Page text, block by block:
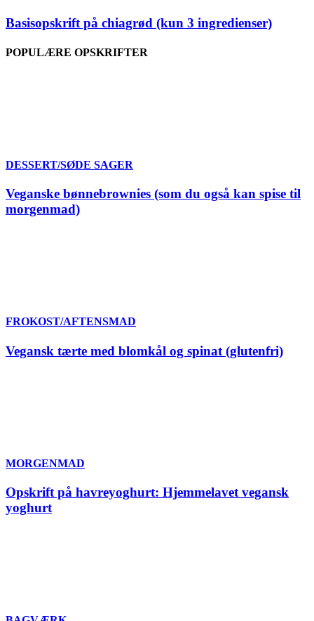
Basisopskrift på chiagrød (kun 3 ingredienser)
POPULÆRE OPSKRIFTER
DESSERT/SØDE SAGER
Veganske bønnebrownies (som du også kan spise til
morgenmad)
FROKOST/AFTENSMAD
Vegansk tærte med blomkål og spinat (glutenfri)
MORGENMAD
Opskrift på havreyoghurt: Hjemmelavet vegansk
yoghurt